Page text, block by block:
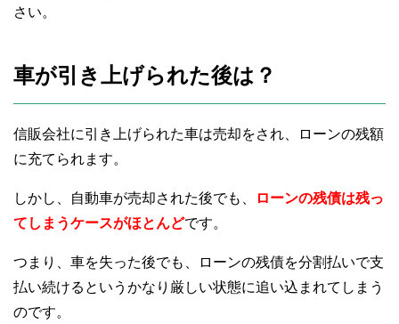
さい。
車が引き上げられた後は？
信販会社に引き上げられた車は売却をされ、ローンの残額
に充てられます。
しかし、自動車が売却された後でも、
ローンの残債は残っ
てしまうケースがほとんどです。
つまり、車を失った後でも、ローンの残債を分割払いで支
払い続けるというかなり厳しい状態に追い込まれてしまう
のです。